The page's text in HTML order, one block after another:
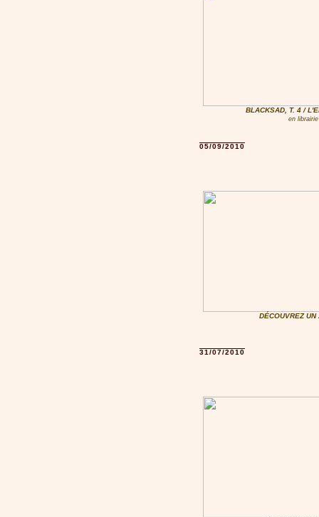
BLACKSAD, T. 4 /
en
05/09/2010
DÉCOUVREZ UN
31/07/2010